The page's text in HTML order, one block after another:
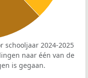
schooljaar 2024-2025
naar één van de
is gegaan.